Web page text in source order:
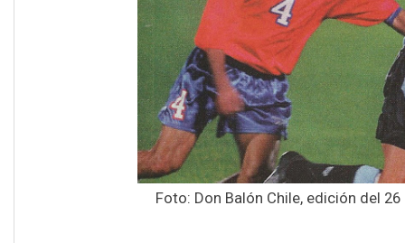
Foto: Don Balón Chile, edición del